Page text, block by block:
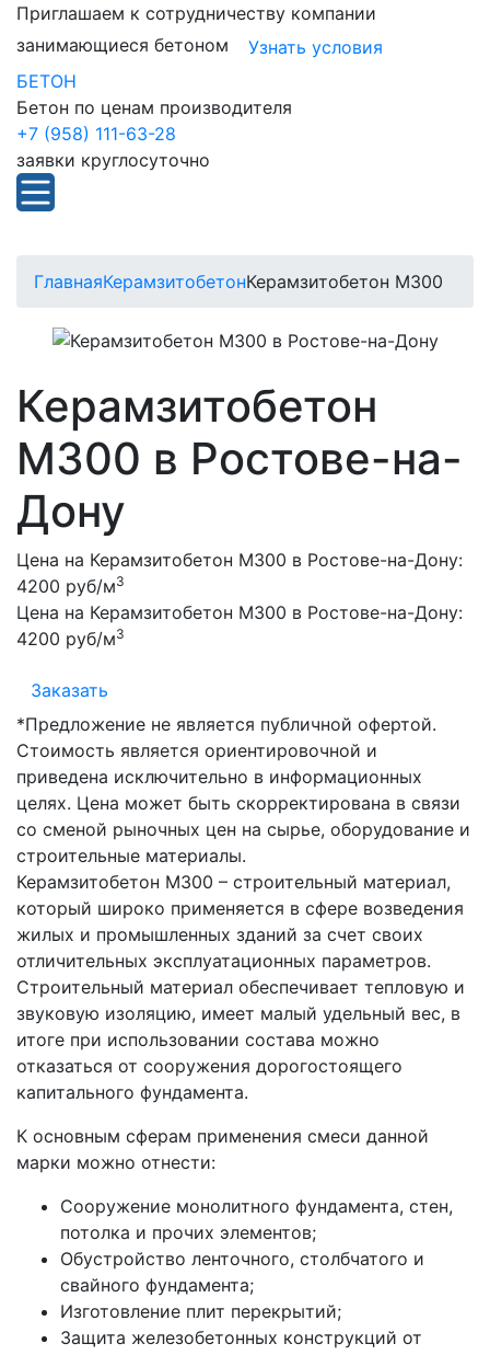
Приглашаем к сотрудничеству компании
занимающиеся бетоном
Узнать условия
БЕТОН
Бетон по ценам производителя
+7 (958) 111-63-28
заявки круглосуточно
ГлавнаяКерамзитобетонКерамзитобетон М300
Керамзитобетон
М300 в Ростове-на-
Дону
Цена на Керамзитобетон М300 в Ростове-на-Дону:
4200 руб/м3
Цена на Керамзитобетон М300 в Ростове-на-Дону:
4200 руб/м3
Заказать
*Предложение не является публичной офертой.
Стоимость является ориентировочной и
приведена исключительно в информационных
целях. Цена может быть скорректирована в связи
со сменой рыночных цен на сырье, оборудование и
строительные материалы.
Керамзитобетон М300 – строительный материал,
который широко применяется в сфере возведения
жилых и промышленных зданий за счет своих
отличительных эксплуатационных параметров.
Строительный материал обеспечивает тепловую и
звуковую изоляцию, имеет малый удельный вес, в
итоге при использовании состава можно
отказаться от сооружения дорогостоящего
капитального фундамента.
К основным сферам применения смеси данной
марки можно отнести:
Сооружение монолитного фундамента, стен,
потолка и прочих элементов;
Обустройство ленточного, столбчатого и
свайного фундамента;
Изготовление плит перекрытий;
Защита железобетонных конструкций от